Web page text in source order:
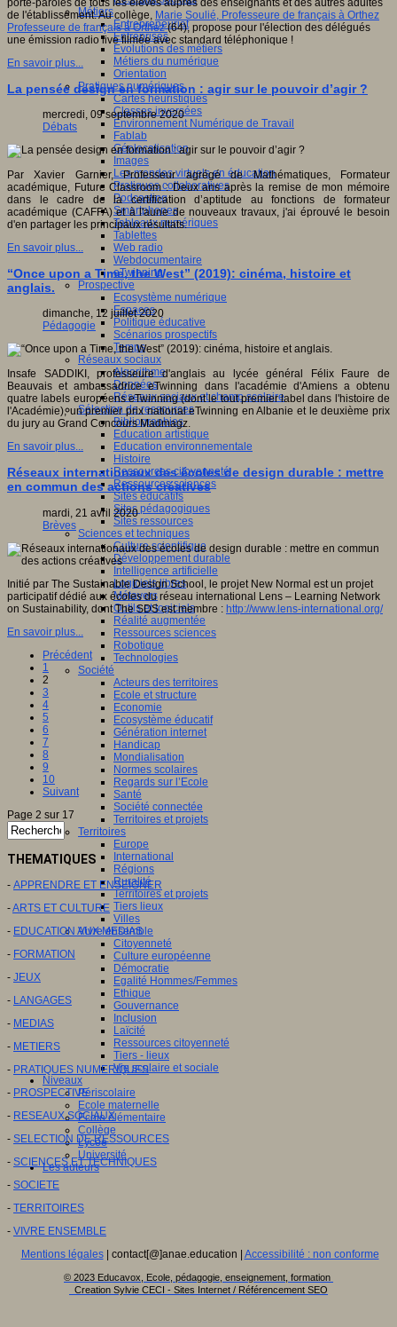
Métiers
Entrepreneuriat
Entreprises
Evolutions des métiers
Métiers du numérique
Orientation
Pratiques numériques
Cartes heuristiques
Classes inversées
Environnement Numérique de Travail
Fablab
Géolocalisation
Images
Les mondes virtuels en éducation
Pratiques collaboratives
Podcasting
Smartphones
Tableaux numériques
Tablettes
Web radio
Webdocumentaire
eTwinning
Prospective
Ecosystème numérique
Espaces
Politique éducative
Scénarios prospectifs
Temps
Réseaux sociaux
Algorithme
Données
Réseaux sociaux et champ scolaire
Sélection de ressources
Bibliographies
Education artistique
Education environnementale
Histoire
Ressources citoyenneté
Ressources sciences
Sites éducatifs
Sites pédagogiques
Sites ressources
Sciences et techniques
Culture scientifique
Développement durable
Intelligence artificielle
Logiciels libres
Métavers
Outils et logiciels
Réalité augmentée
Ressources sciences
Robotique
Technologies
Société
Acteurs des territoires
Ecole et structure
Economie
Ecosystème éducatif
Génération internet
Handicap
Mondialisation
Normes scolaires
Regards sur l’Ecole
Santé
Société connectée
Territoires et projets
Territoires
Europe
International
Régions
Ruralité
Territoires et projets
Tiers lieux
Villes
Vivre ensemble
Citoyenneté
Culture européenne
Démocratie
Egalité Hommes/Femmes
Ethique
Gouvernance
Inclusion
Laïcité
Ressources citoyenneté
Tiers - lieux
Vie scolaire et sociale
Niveaux
Périscolaire
Ecole maternelle
Ecole élémentaire
Collège
Lycée
Université
Les auteurs
porte-paroles de tous les élèves auprès des enseignants et des autres adultes
de l'établissement. Au collège, Marie Soulié, Professeure de français à Orthez
Professeure de français à Orthez(64), propose pour l'élection des délégués
une émission radio live filmée avec standard téléphonique !
En savoir plus...
La pensée design en formation : agir sur le pouvoir d’agir ?
mercredi, 09 septembre 2020
Débats
Par Xavier Garnier, Professeur agrégé de Mathématiques, Formateur
académique, Future Classroom : Deux ans après la remise de mon mémoire
dans le cadre de la certification d’aptitude au fonctions de formateur
académique (CAFFA) et à l'aune de nouveaux travaux, j'ai éprouvé le besoin
d'en partager les principaux résultats.
En savoir plus...
“Once upon a Time, the West” (2019): cinéma, histoire et
anglais.
dimanche, 12 juillet 2020
Pédagogie
Insafe SADDIKI, professeure d'anglais au lycée général Félix Faure de
Beauvais et ambassadrice eTwinning dans l'académie d'Amiens a obtenu
quatre labels européens eTwinning (dont le tout premier label dans l'histoire de
l'Académie), un premier prix national eTwinning en Albanie et le deuxième prix
du jury au Grand Concours Madmagz.
En savoir plus...
Réseaux internationaux des écoles de design durable : mettre
en commun des actions créatives
mardi, 21 avril 2020
Brèves
Initié par The Sustainable Design School, le projet New Normal est un projet
participatif dédié aux écoles du réseau international Lens – Learning Network
on Sustainability, dont The SDS est membre : http://www.lens-international.org/
En savoir plus...
Précédent
1
2
3
4
5
6
7
8
9
10
Suivant
Page 2 sur 17
THEMATIQUES
- APPRENDRE ET ENSEIGNER
-ARTS ET CULTURE
- EDUCATION AUX MEDIAS
- FORMATION
- JEUX
- LANGAGES
- MEDIAS
- METIERS
- PRATIQUES NUMERIQUES
- PROSPECTIVE
- RESEAUX SOCIAUX
- SELECTION DE RESSOURCES
- SCIENCES ET TECHNIQUES
- SOCIETE
- TERRITOIRES
- VIVRE ENSEMBLE
Mentions légales| contact[@]anae.education | Accessibilité : non conforme
© 2023 Educavox, Ecole, pédagogie, enseignement, formation
Creation Sylvie CECI - Sites Internet / Référencement SEO